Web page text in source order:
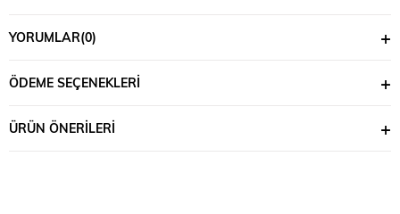
beden 44 bedendir. (Bedenler arası +/- 2cm fark olmaktadır.) Model
120 cm’dir. Yırtmaç Boy : 39 cm’dir.
YORUMLAR(0)
ÖDEME SEÇENEKLERI
ÜRÜN ÖNERILERI